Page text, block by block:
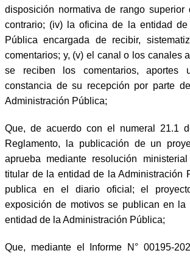
disposición normativa de rango superior
contrario; (iv) la oficina de la entidad de
Pública encargada de recibir,
comentarios; y, (v) el canal o los canales
se reciben los comentarios, aportes
constancia de su recepción por parte
Administración Pública;
Que, de acuerdo con el numeral 21.1
Reglamento, la publicación de un
aprueba mediante resolución
titular de la entidad de la Administración
publica en el diario oficial; el
exposición de motivos se publican en
entidad de la Administración Pública;
Que, mediante el Informe N° 00195-